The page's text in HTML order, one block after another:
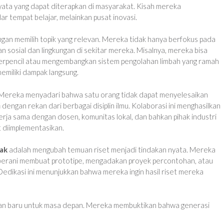
yang dapat diterapkan di masyarakat. Kisah mereka
tempat belajar, melainkan pusat inovasi.
memilih topik yang relevan. Mereka tidak hanya berfokus pada
sosial dan lingkungan di sekitar mereka. Misalnya, mereka bisa
atau mengembangkan sistem pengolahan limbah yang ramah
dampak langsung.
menyadari bahwa satu orang tidak dapat menyelesaikan
rekan dari berbagai disiplin ilmu. Kolaborasi ini menghasilkan
sama dengan dosen, komunitas lokal, dan bahkan pihak industri
adalah mengubah temuan riset menjadi tindakan nyata. Mereka
membuat prototipe, mengadakan proyek percontohan, atau
ini menunjukkan bahwa mereka ingin hasil riset mereka
baru untuk masa depan. Mereka membuktikan bahwa generasi